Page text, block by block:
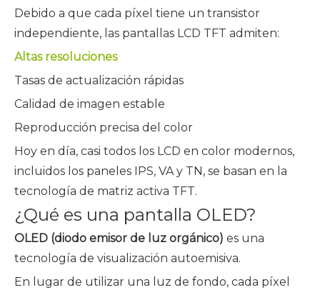
Debido a que cada píxel tiene un transistor
independiente, las pantallas LCD TFT admiten:
Altas resoluciones
Tasas de actualización rápidas
Calidad de imagen estable
Reproducción precisa del color
Hoy en día, casi todos los LCD en color modernos,
incluidos los paneles IPS, VA y TN, se basan en la
tecnología de matriz activa TFT.
¿Qué es una pantalla OLED?
OLED (diodo emisor de luz orgánico) es una
tecnología de visualización autoemisiva.
En lugar de utilizar una luz de fondo, cada píxel